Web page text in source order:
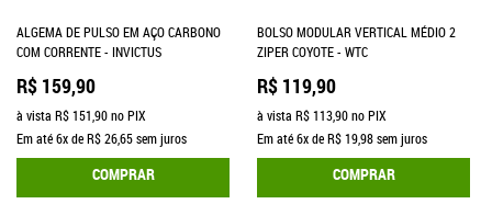
ALGEMA DE PULSO EM AÇO CARBONO
COM CORRENTE - INVICTUS
R$ 159,90
à vista R$ 151,90no PIX
Em até6xdeR$ 26,65sem juros
COMPRAR
BOLSO MODULAR VERTICAL MÉDIO 2
ZIPER COYOTE - WTC
R$ 119,90
à vista R$ 113,90no PIX
Em até6xdeR$ 19,98sem juros
COMPRAR